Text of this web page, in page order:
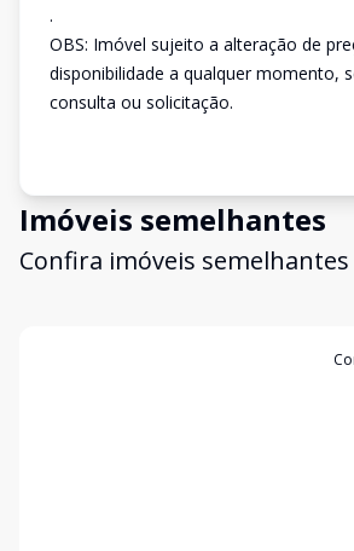
.
OBS: Imóvel sujeito a alteração de
disponibilidade a qualquer momento,
consulta ou solicitação.
Imóveis semelhantes
Confira imóveis semelhantes